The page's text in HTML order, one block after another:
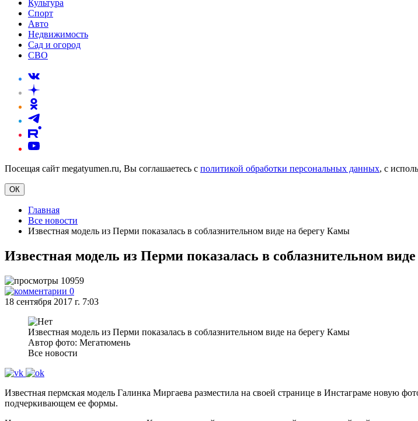
Культура
Спорт
Авто
Недвижимость
Сад и огород
СВО
Посещая сайт megatyumen.ru, Вы соглашаетесь с политикой обработки персональных данных, с
ОК
Главная
Все новости
Известная модель из Перми показалась в соблазнительном виде на берегу Камы
Известная модель из Перми показалась в соблазнительном
10959
0
18 сентября 2017 г. 7:03
Известная модель из Перми показалась в соблазнительном виде на берегу Камы
Автор фото: Мегатюмень
Все новости
Известная пермская модель Галинка Миргаева разместила на своей странице в Инстаграме новую
подчеркивающем ее формы.